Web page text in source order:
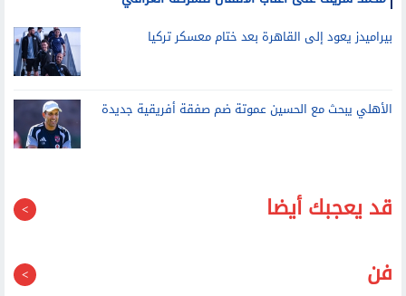
بيراميدز يعود إلى القاهرة بعد ختام معسكر تركيا
الأهلي يبحث مع الحسين عموتة ضم صفقة أفريقية جديدة
قد يعجبك أيضا
فن